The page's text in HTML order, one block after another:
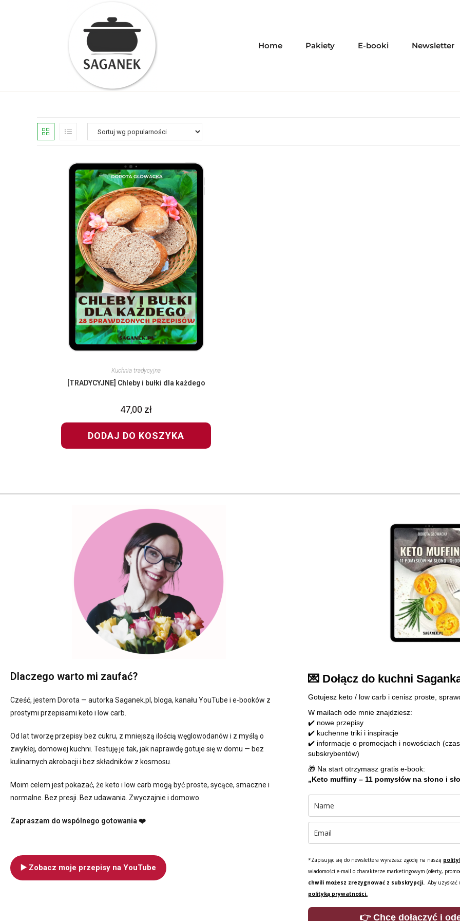
Home Pakiety E-booki Newsletter
Kuchnia tradycyjna
[TRADYCYJNE] Chleby i bułki dla każdego
47,00 zł
DODAJ DO KOSZYKA
Dlaczego warto mi zaufać?
Cześć, jestem Dorota — autorka Saganek.pl, bloga, kanału YouTube i e-booków z
prostymi przepisami keto i low carb.
Od lat tworzę przepisy bez cukru, z mniejszą ilością węglowodanów i z myślą o
zwykłej, domowej kuchni. Testuję je tak, jak naprawdę gotuje się w domu — bez
kulinarnych akrobacji i bez składników z kosmosu.
Moim celem jest pokazać, że keto i low carb mogą być proste, sycące, smaczne i
normalne. Bez presji. Bez udawania. Zwyczajnie i domowo.
Zapraszam do wspólnego gotowania ❤️
▶️ Zobacz moje przepisy na YouTube
💌 Dołącz do kuchni
Gotujesz keto / low carb i cenisz proste,
W mailach ode mnie znajdziesz:
✔️ nowe przepisy
✔️ kuchenne triki i inspiracje
✔️ informacje o promocjach i nowościach
subskrybentów)
🎁 Na start otrzymasz gratis e-book:
„Keto muffiny – 11 pomysłów na słono i
*Zapisując się do newslettera wyrażasz zgodę na naszą
wiadomości e-mail o charakterze marketingowym (oferty,
chwili możesz zrezygnować z subskrypcji. Aby uzyskać
polityką prywatności.
👉 Chcę dołączyć i